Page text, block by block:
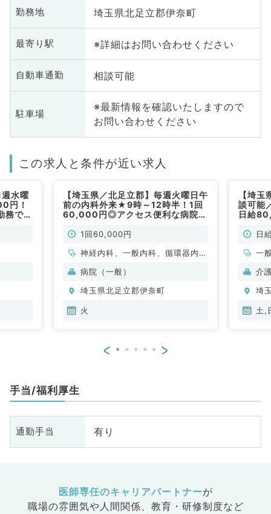
勤務地 埼玉県北足立郡伊奈町
最寄り駅 ※詳細はお問い合わせください
自動車通勤 相談可能
駐車場
※最新情報を確認いたしますので
お問い合わせください
この求人と条件が近い求人
水曜
円！
務です
【埼玉県／北足立郡】毎週火曜日午
前の内科外来★9時～12時半！1回
60,000円◎アクセス便利な病院で
1回60,000円
神経内科、一般内科、循環器内
科、呼吸器内科、消化器内科、内
内科、血液内科
病院（一般）
埼玉県北足立郡伊奈町
火
【埼
談可能
日給
日
一
介
埼
土,
< >
手当/福利厚生
通勤手当 有り
医師専任のキャリアパートナーが
職場の雰囲気や人間関係、 教育・研修制度など